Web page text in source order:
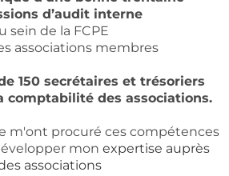
d’audit interne
sein de la FCPE
associations membres
150 secrétaires et trésoriers
comptabilité des associations.
m'ont procuré ces compétences
mon expertise auprès
associations